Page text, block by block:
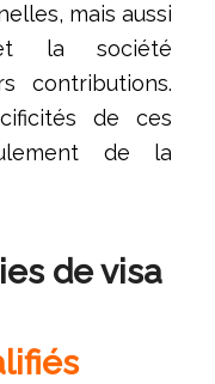
mais aussi
la société
contributions.
de ces
de la
de visa